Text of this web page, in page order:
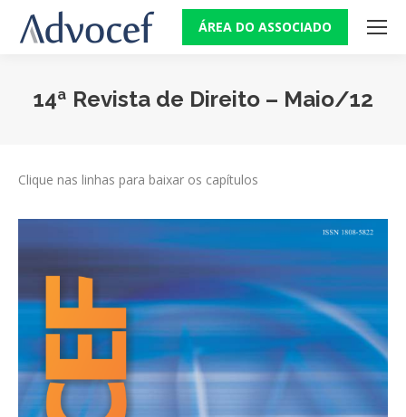
ÁREA DO ASSOCIADO
14ª Revista de Direito – Maio/12
Clique nas linhas para baixar os capítulos